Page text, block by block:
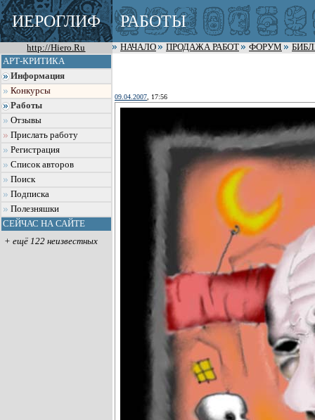
ИЕРОГЛИФ РАБОТЫ
http://Hiero.Ru НАЧАЛО ПРОДАЖА РАБОТ ФОРУМ
АРТ-КРИТИКА
Информация
Конкурсы
Работы
Отзывы
Прислать работу
Регистрация
Список авторов
Поиск
Подписка
Полезняшки
СЕЙЧАС НА САЙТЕ
+ ещё 122 неизвестных
09.04.2007 , 17:56